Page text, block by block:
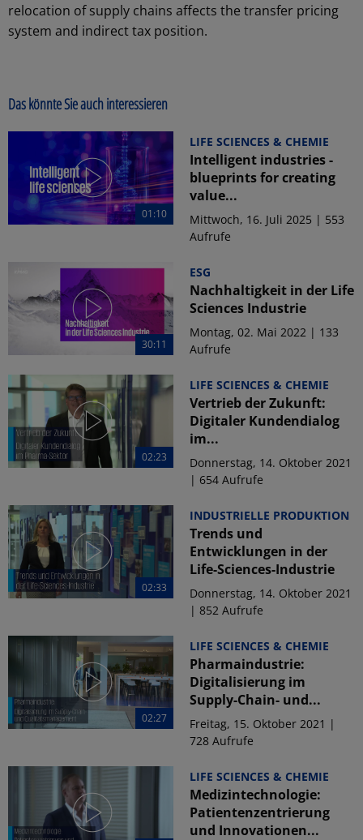
relocation of supply chains affects the transfer pricing
system and indirect tax position.
Das könnte Sie auch interessieren
01:10
LIFE SCIENCES & CHEMIE
Intelligent industries -
blueprints for creating
value...
Mittwoch, 16. Juli 2025 | 553
Aufrufe
30:11
ESG
Nachhaltigkeit in der Life
Sciences Industrie
Montag, 02. Mai 2022 | 133
Aufrufe
02:23
LIFE SCIENCES & CHEMIE
Vertrieb der Zukunft:
Digitaler Kundendialog
im...
Donnerstag, 14. Oktober 2021
| 654 Aufrufe
02:33
INDUSTRIELLE PRODUKTION
Trends und
Entwicklungen in der
Life-Sciences-Industrie
Donnerstag, 14. Oktober 2021
| 852 Aufrufe
02:27
LIFE SCIENCES & CHEMIE
Pharmaindustrie:
Digitalisierung im
Supply-Chain- und...
Freitag, 15. Oktober 2021 |
728 Aufrufe
LIFE SCIENCES & CHEMIE
Medizintechnologie:
Patientenzentrierung
und Innovationen...